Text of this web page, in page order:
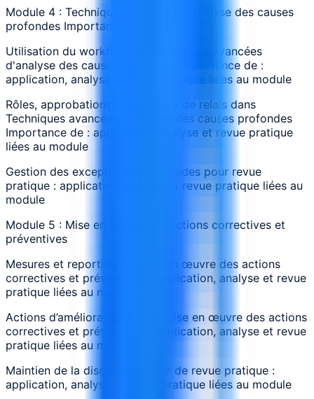
Module 4 : Techniques avancées d'analyse des causes
profondes Importance de
Utilisation du workflow de Techniques avancées
d'analyse des causes profondes Importance de :
application, analyse et revue pratique liées au module
Rôles, approbations et passages de relais dans
Techniques avancées d'analyse des causes profondes
Importance de : application, analyse et revue pratique
liées au module
Gestion des exceptions et escalades pour revue
pratique : application, analyse et revue pratique liées au
module
Module 5 : Mise en œuvre des actions correctives et
préventives
Mesures et reporting de Mise en œuvre des actions
correctives et préventives : application, analyse et revue
pratique liées au module
Actions d’amélioration liées à Mise en œuvre des actions
correctives et préventives : application, analyse et revue
pratique liées au module
Maintien de la discipline autour de revue pratique :
application, analyse et revue pratique liées au module